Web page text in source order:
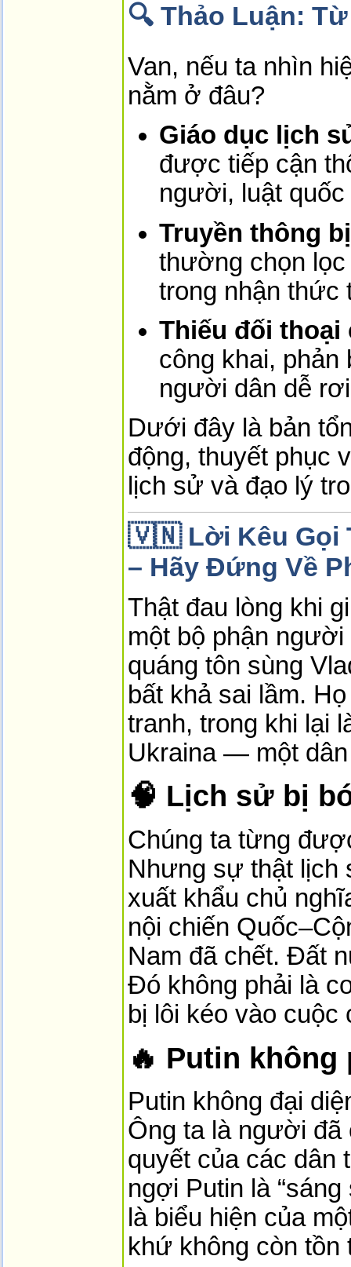
🔍 Thảo Luận:
Van, nếu ta nhìn
nằm ở đâu?
Giáo dục lịch
được tiếp cận
người, luật
Truyền thông
thường chọn
trong nhận thức
Thiếu đối
công khai,
người dân dễ
Dưới đây là bản
động, thuyết phục
lịch sử và đạo lý
🇻🇳 Lời Kêu Gọi
– Hãy Đứng Về
Thật đau lòng khi
một bộ phận
quáng tôn sùng
bất khả sai lầm.
tranh, trong khi lại
Ukraina — một
🧠 Lịch sử bị
Chúng ta từng
Nhưng sự thật lịch
xuất khẩu chủ
nội chiến
Nam đã chết. Đất
Đó không phải là
bị lôi kéo vào
🔥 Putin không
Putin không đại
Ông ta là người đã
quyết của các dân
ngợi Putin là “sáng
là biểu hiện của
khứ không còn tồn